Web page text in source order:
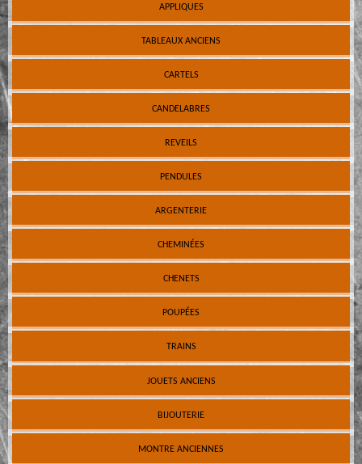
APPLIQUES
TABLEAUX ANCIENS
CARTELS
CANDELABRES
REVEILS
PENDULES
ARGENTERIE
CHEMINÉES
CHENETS
POUPÉES
TRAINS
JOUETS ANCIENS
BIJOUTERIE
MONTRE ANCIENNES